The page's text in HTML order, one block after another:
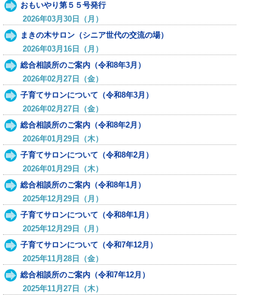
おもいやり第５５号発行
2026年03月30日（月）
まきの木サロン（シニア世代の交流の場）
2026年03月16日（月）
総合相談所のご案内（令和8年3月）
2026年02月27日（金）
子育てサロンについて（令和8年3月）
2026年02月27日（金）
総合相談所のご案内（令和8年2月）
2026年01月29日（木）
子育てサロンについて（令和8年2月）
2026年01月29日（木）
総合相談所のご案内（令和8年1月）
2025年12月29日（月）
子育てサロンについて（令和8年1月）
2025年12月29日（月）
子育てサロンについて（令和7年12月）
2025年11月28日（金）
総合相談所のご案内（令和7年12月）
2025年11月27日（木）